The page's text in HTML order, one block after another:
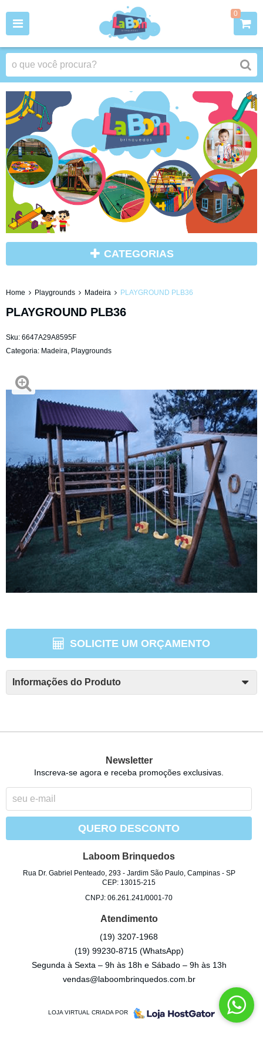
0
CATEGORIAS
Home Playgrounds Madeira PLAYGROUND PLB36
PLAYGROUND PLB36
Sku: 6647A29A8595F
Categoria: Madeira, Playgrounds
SOLICITE UM ORÇAMENTO
Informações do Produto
Newsletter
Inscreva-se agora e receba promoções exclusivas.
QUERO DESCONTO
Laboom Brinquedos
Rua Dr. Gabriel Penteado, 293- Jardim São Paulo, Campinas- SP
CEP: 13015-215
CNPJ: 06.261.241/0001-70
Atendimento
(19) 3207-1968
(19) 99230-8715 (WhatsApp)
Segunda à Sexta – 9h às 18h e Sábado – 9h às 13h
vendas@laboombrinquedos.com.br
LOJA VIRTUAL CRIADA POR